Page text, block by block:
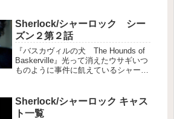
員をスプレーで眠らせ館内に残った彼
はまたスマホを操...
Sherlock/シャーロック シー
ズン２第２話
『バスカヴィルの犬 The Hounds of
Baskerville』光って消えたウサギいつ
ものように事件に飢えているシャーロ
ていたウサギの体が光り、次の日に消
えたとい...
Sherlock/シャーロック キャス
ト一覧